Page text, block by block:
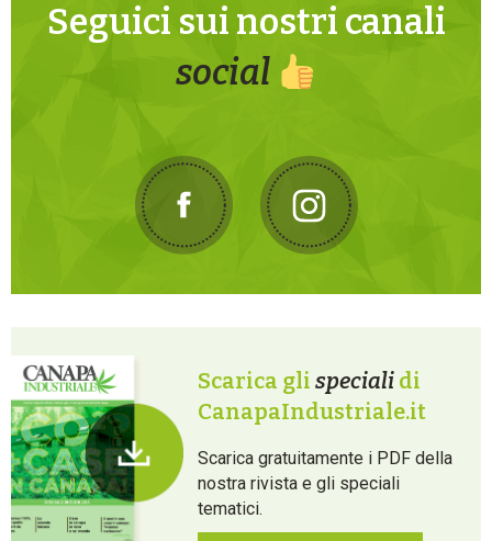
Seguici sui nostri canali
social
Scarica gli speciali di
CanapaIndustriale.it
Scarica gratuitamente i PDF della
nostra rivista e gli speciali
tematici.